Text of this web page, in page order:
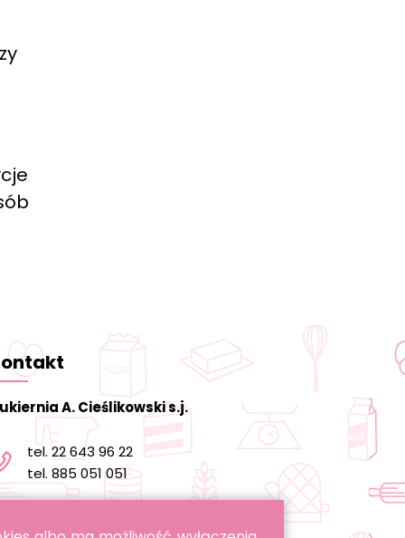
A. Cieślikowski s.j.
tel. 22 643 96 22
tel. 885 051 051